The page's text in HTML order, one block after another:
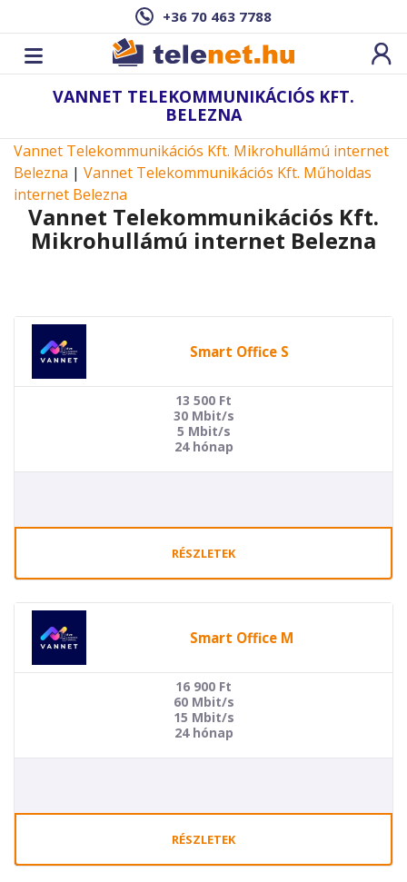
+36 70 463 7788
VANNET TELEKOMMUNIKÁCIÓS KFT.
BELEZNA
Vannet Telekommunikációs Kft. Mikrohullámú internet
Belezna | Vannet Telekommunikációs Kft. Műholdas
internet Belezna
Vannet Telekommunikációs Kft.
Mikrohullámú internet Belezna
Smart Office S
13 500 Ft
30 Mbit/s
5 Mbit/s
24 hónap
RÉSZLETEK
Smart Office M
16 900 Ft
60 Mbit/s
15 Mbit/s
24 hónap
RÉSZLETEK